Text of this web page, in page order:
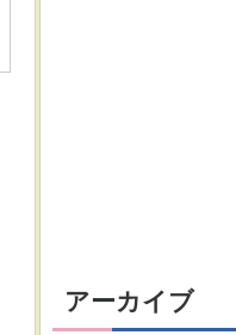
アーカイブ